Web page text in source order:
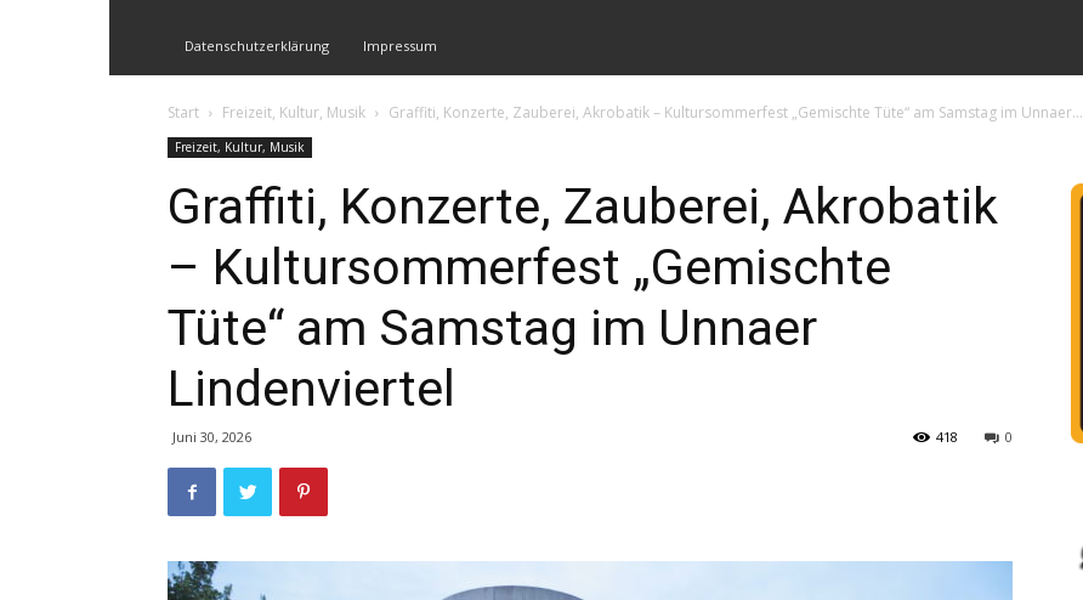
Datenschutzerklärung Impressum
Start Freizeit, Kultur, Musik Graffiti, Konzerte, Zauberei, Akrobatik – Kultursommerfest „Gemischte Tüte“ am Samstag im Unnaer...
Freizeit, Kultur, Musik
Graffiti, Konzerte, Zauberei, Akrobatik
– Kultursommerfest „Gemischte
Tüte“ am Samstag im Unnaer
Lindenviertel
Juni 30, 2026 0
418